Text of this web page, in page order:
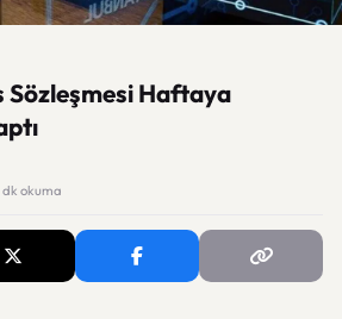
Sözleşmesi Haftaya
dk okuma